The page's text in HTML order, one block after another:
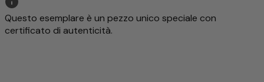
Questo esemplare è un pezzo unico speciale con
certificato di autenticità.